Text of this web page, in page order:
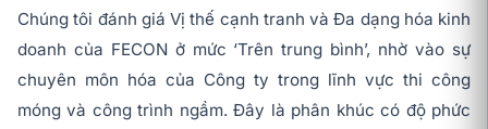
Chúng tôi đánh giá Vị thế cạnh tranh và Đa dạng hóa kinh
doanh của FECON ở mức ‘Trên trung bình’, nhờ vào sự
chuyên môn hóa của Công ty trong lĩnh vực thi công
móng và công trình ngầm. Đây là phân khúc có độ phức